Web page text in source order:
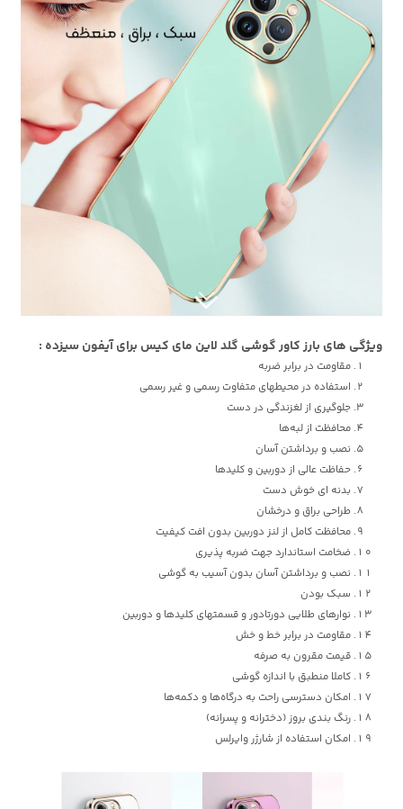
ویژگی های بارز کاور گوشی گلد لاین مای کیس برای آیفون سیزده :
مقاومت در برابر ضربه
استفاده در محیطهای متفاوت رسمی و غیر رسمی
جلوگیری از لغزندگی در دست
محافظت از لبه‌ها
نصب و برداشتن آسان
حفاظت عالی از دوربین و کلیدها
بدنه ای خوش دست
طراحی براق و درخشان
محافظت کامل از لنز دوربین بدون افت کیفیت
ضخامت استاندارد جهت ضربه پذیری
نصب و برداشتن آسان بدون آسیب به گوشی
سبک بودن
نوارهای طلایی دورتادور و قسمتهای کلیدها و دوربین
مقاومت در برابر خط و خش
قیمت مقرون به صرفه
کاملا منطبق با اندازه‌ گوشی
امکان دسترسی راحت به درگاه‌ها و دکمه‌ها
رنگ بندی بروز (دخترانه و پسرانه)
امکان استفاده از شارژر وایرلس